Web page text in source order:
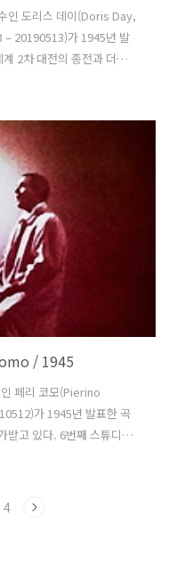
도리스 데이(Doris Day,
20190513)가 1945년 발
2차 대전의 종전과 더불어
브라운(Les Brown,
Homer, 19170627 –
이전에 연주 버전을 녹음했
/ 1945
페리 코모(Pierino
가 1945년 발표한 곡
받고 있다. 6번째 스튜디오
의 곡들 중 한 곡으로 뽑혔
듀서를 맡았다. 폴란드 피
4